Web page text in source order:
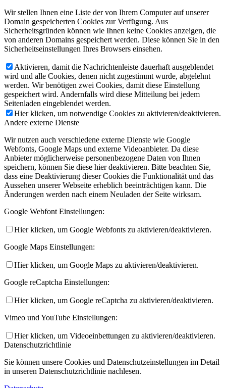
Wir stellen Ihnen eine Liste der von Ihrem Computer auf unserer
Domain gespeicherten Cookies zur Verfügung. Aus
Sicherheitsgründen können wie Ihnen keine Cookies anzeigen, die
von anderen Domains gespeichert werden. Diese können Sie in den
Sicherheitseinstellungen Ihres Browsers einsehen.
Aktivieren, damit die Nachrichtenleiste dauerhaft ausgeblendet
wird und alle Cookies, denen nicht zugestimmt wurde, abgelehnt
werden. Wir benötigen zwei Cookies, damit diese Einstellung
gespeichert wird. Andernfalls wird diese Mitteilung bei jedem
Seitenladen eingeblendet werden.
Hier klicken, um notwendige Cookies zu aktivieren/deaktivieren.
Andere externe Dienste
Wir nutzen auch verschiedene externe Dienste wie Google
Webfonts, Google Maps und externe Videoanbieter. Da diese
Anbieter möglicherweise personenbezogene Daten von Ihnen
speichern, können Sie diese hier deaktivieren. Bitte beachten Sie,
dass eine Deaktivierung dieser Cookies die Funktionalität und das
Aussehen unserer Webseite erheblich beeinträchtigen kann. Die
Änderungen werden nach einem Neuladen der Seite wirksam.
Google Webfont Einstellungen:
Hier klicken, um Google Webfonts zu aktivieren/deaktivieren.
Google Maps Einstellungen:
Hier klicken, um Google Maps zu aktivieren/deaktivieren.
Google reCaptcha Einstellungen:
Hier klicken, um Google reCaptcha zu aktivieren/deaktivieren.
Vimeo und YouTube Einstellungen:
Hier klicken, um Videoeinbettungen zu aktivieren/deaktivieren.
Datenschutzrichtlinie
Sie können unsere Cookies und Datenschutzeinstellungen im Detail
in unseren Datenschutzrichtlinie nachlesen.